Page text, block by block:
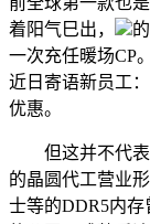
着阳气巳出，
一次充任暖场CP
近日寄语新员工
优惠。
但这并不代表
的晶圆代工营业
士等的DDR5内存